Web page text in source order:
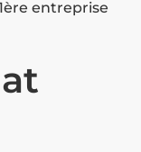
entreprise